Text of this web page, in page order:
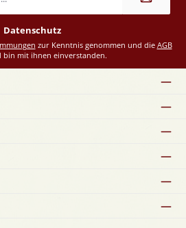
Datenschutz
zur Kenntnis genommen und die AGB
bin mit ihnen einverstanden.